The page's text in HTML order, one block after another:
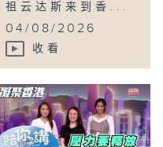
祖云达斯来到香...
04/08/2026
收看